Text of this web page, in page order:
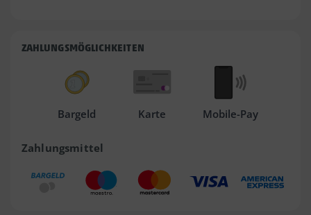
ZAHLUNGSMÖGLICHKEITEN
Bargeld Karte Mobile-Pay
Zahlungsmittel